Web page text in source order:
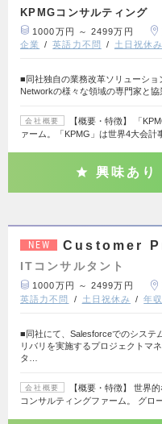
KPMGコンサルティング
1000万円 ～ 2499万円
企業
英語力不問 土日祝休み
■同社独自の業務改革ソリューショ
Networkの様々な領域の専門家と
会社概要
【概要・特徴】 「
ァーム。「KPMG」は世界4大会
興味あり
NEW Customer
ITコンサルタント
1000万円 ～ 2499万円
英語力不問
土日祝休み 年
■同社にて、Salesforceでのシステ
リバリを実施するプロジェクトマ
タ…
会社概要
【概要・特徴】 世界
コンサルティングファーム。 グロ